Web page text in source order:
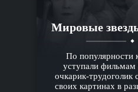
Мировые
По популярности
уступали фильмам
очкарик-трудоголик
своих картинах в